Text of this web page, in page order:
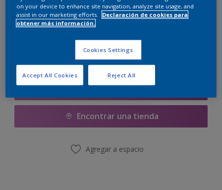
5 litros
Agregar a la lista de deseos
Encontrar una tienda
Agregar a espacio
on your device to enhance site navigation, analyze site usage, and
assist in our marketing efforts.
Declaración de cookies para
obtener más información.
Cookies Settings
Reject All
Accept All Cookies